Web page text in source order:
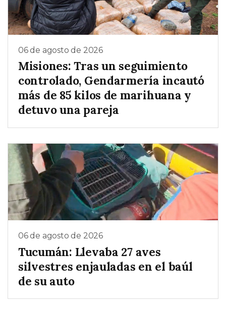
06 de agosto de 2026
Misiones: Tras un seguimiento
controlado, Gendarmería incautó
más de 85 kilos de marihuana y
detuvo una pareja
06 de agosto de 2026
Tucumán: Llevaba 27 aves
silvestres enjauladas en el baúl
de su auto